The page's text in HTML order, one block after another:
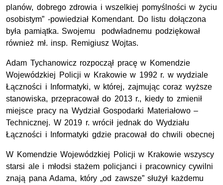
planów, dobrego zdrowia i wszelkiej pomyślności w życiu
osobistym” -powiedział Komendant. Do listu dołączona
była pamiątka. Swojemu podwładnemu podziękował
również mł. insp. Remigiusz Wojtas.
Adam Tychanowicz rozpoczął pracę w Komendzie
Wojewódzkiej Policji w Krakowie w 1992 r. w wydziale
Łączności i Informatyki, w której, zajmując coraz wyższe
stanowiska, przepracował do 2013 r., kiedy to zmienił
miejsce pracy na Wydział Gospodarki Materiałowo –
Technicznej. W 2019 r. wrócił jednak do Wydziału
Łączności i Informatyki gdzie pracował do chwili obecnej
W Komendzie Wojewódzkiej Policji w Krakowie wszyscy
starsi ale i młodsi stażem policjanci i pracownicy cywilni
znają pana Adama, który „od zawsze” służył każdemu